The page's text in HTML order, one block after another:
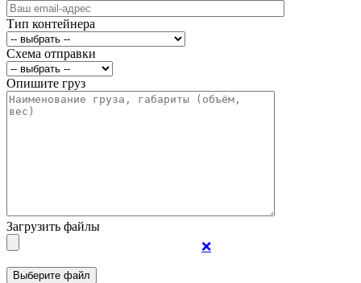
Тип контейнера
Схема отправки
Опишите груз
Загрузить файлы
❌